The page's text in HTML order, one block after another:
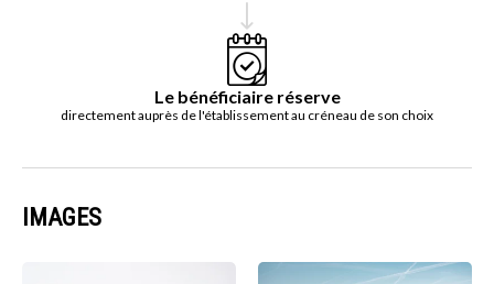
Le bénéficiaire réserve
directement auprès de l'établissement au créneau de son choix
IMAGES